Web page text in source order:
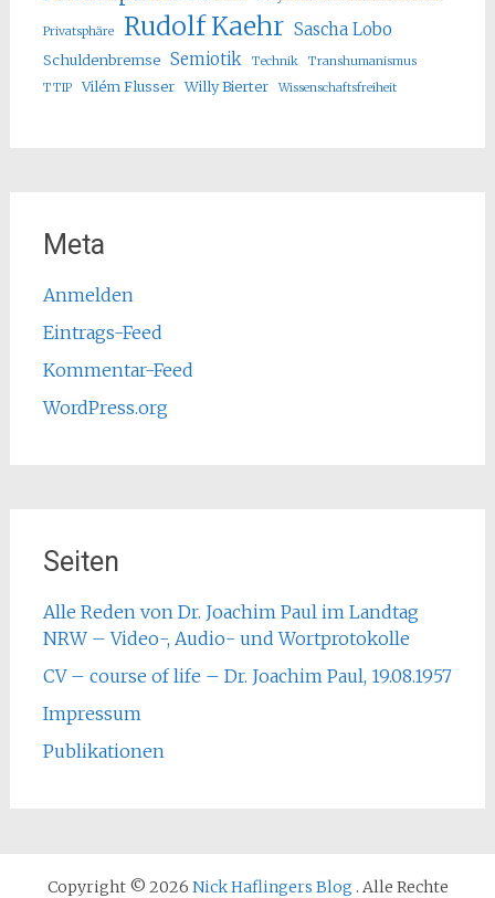
Privatsphäre Rudolf Kaehr Sascha Lobo
Schuldenbremse Semiotik Technik
Transhumanismus
TTIP
Vilém Flusser Willy Bierter Wissenschaftsfreiheit
Meta
Anmelden
Eintrags-Feed
Kommentar-Feed
WordPress.org
Seiten
Alle Reden von Dr. Joachim Paul im Landtag
NRW – Video-, Audio- und Wortprotokolle
CV – course of life – Dr. Joachim Paul, 19.08.1957
Impressum
Publikationen
Copyright © 2026 Nick Haflingers Blog . Alle Rechte